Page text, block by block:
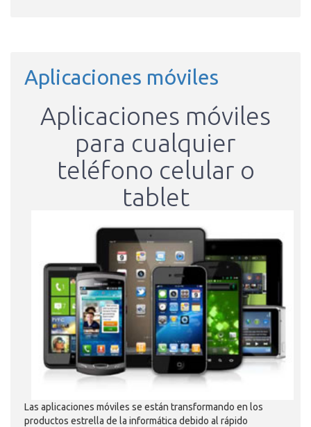
Aplicaciones móviles
Aplicaciones móviles
para cualquier
teléfono celular o
tablet
Las aplicaciones móviles se están transformando en los
productos estrella de la informática debido al rápido